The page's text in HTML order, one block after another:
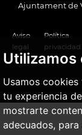
Utilizamos
Usamos
tu experiencia
mostrarte
adecuados,
Ajuntament de
Aviso
legal
Política
privacidad